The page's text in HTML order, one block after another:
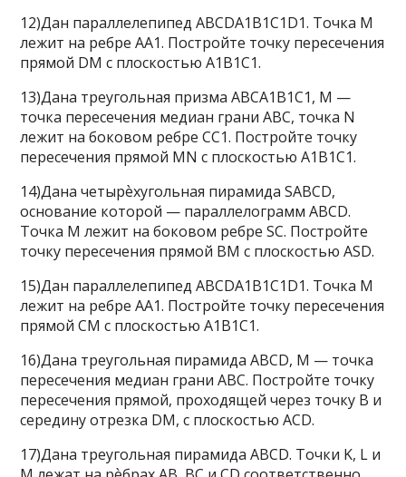
12)Дан параллелепипед ABCDA1B1C1D1. Точка M
лежит на ребре AA1. Постройте точку пересечения
прямой DM с плоскостью A1B1C1.
13)Дана треугольная призма ABCA1B1C1, M —
точка пересечения медиан грани ABC, точка N
лежит на боковом ребре CC1. Постройте точку
пересечения прямой MN с плоскостью A1B1C1.
14)Дана четырѐхугольная пирамида SABCD,
основание которой — параллелограмм ABCD.
Точка M лежит на боковом ребре SC. Постройте
точку пересечения прямой BM с плоскостью ASD.
15)Дан параллелепипед ABCDA1B1C1D1. Точка M
лежит на ребре AA1. Постройте точку пересечения
прямой CM с плоскостью A1B1C1.
16)Дана треугольная пирамида ABCD, M — точка
пересечения медиан грани ABC. Постройте точку
пересечения прямой, проходящей через точку B и
середину отрезка DM, с плоскостью ACD.
17)Дана треугольная пирамида ABCD. Точки K, L и